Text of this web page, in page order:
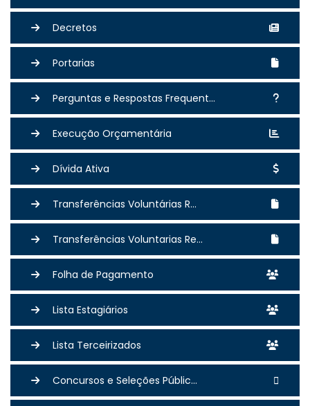
Decretos
Portarias
Perguntas e Respostas Frequent...
Execução Orçamentária
Dívida Ativa
Transferências Voluntárias R...
Transferências Voluntarias Re...
Folha de Pagamento
Lista Estagiários
Lista Terceirizados
Concursos e Seleções Públic...